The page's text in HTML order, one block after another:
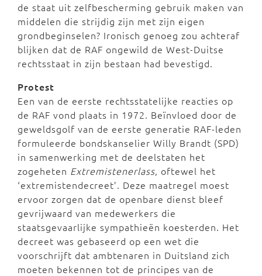
de staat uit zelfbescherming gebruik maken van
middelen die strijdig zijn met zijn eigen
grondbeginselen? Ironisch genoeg zou achteraf
blijken dat de RAF ongewild de West-Duitse
rechtsstaat in zijn bestaan had bevestigd.
Protest
Een van de eerste rechtsstatelijke reacties op
de RAF vond plaats in 1972. Beïnvloed door de
geweldsgolf van de eerste generatie RAF-leden
formuleerde bondskanselier Willy Brandt (SPD)
in samenwerking met de deelstaten het
zogeheten Extremistenerlass, oftewel het
‘extremistendecreet’. Deze maatregel moest
ervoor zorgen dat de openbare dienst bleef
gevrijwaard van medewerkers die
staatsgevaarlijke sympathieën koesterden. Het
decreet was gebaseerd op een wet die
voorschrijft dat ambtenaren in Duitsland zich
moeten bekennen tot de principes van de